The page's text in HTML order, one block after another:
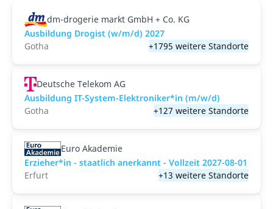
dm-drogerie markt GmbH + Co. KG
Ausbildung Drogist (w/m/d) 2027
Gotha
+1795 weitere Standorte
Deutsche Telekom AG
Ausbildung IT-System-Elektroniker*in (m/w/d)
Gotha
+127 weitere Standorte
Euro Akademie
Erzieher*in - staatlich anerkannt - Vollzeit 2027-08-01
Erfurt
+13 weitere Standorte